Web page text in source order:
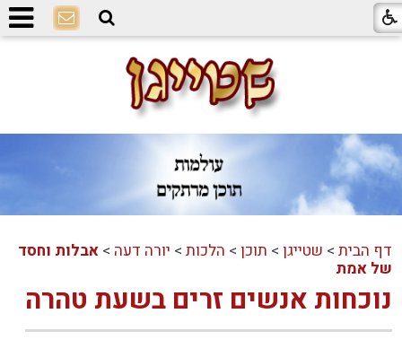
דף הבית > שטייגן > תוכן > הלכות > יורה דעה >אבלות וחסד
של אמת
נוכחות אנשים זרים בשעת טהרה